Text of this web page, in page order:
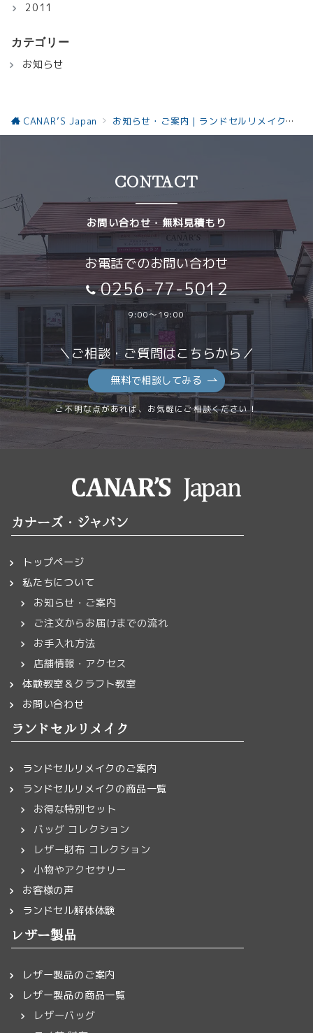
2011
カテゴリー
お知らせ
CANAR’S Japan お知らせ・ご案内｜ランドセルリメイクと革製品の最新情報お知らせ
CONTACT
お問い合わせ・無料見積もり
お電話でのお問い合わせ
0256-77-5012
9:00～19:00
＼ご相談・ご質問はこちらから／
無料で相談してみる
ご不明な点があれば、お気軽にご相談ください！
カナーズ・ジャパン
トップページ
私たちについて
お知らせ・ご案内
ご注文からお届けまでの流れ
お手入れ方法
店舗情報・アクセス
体験教室＆クラフト教室
お問い合わせ
ランドセルリメイク
ランドセルリメイクのご案内
ランドセルリメイクの商品一覧
お得な特別セット
バッグ コレクション
レザー財布 コレクション
小物やアクセサリー
お客様の声
ランドセル解体体験
レザー製品
レザー製品のご案内
レザー製品の商品一覧
レザーバッグ